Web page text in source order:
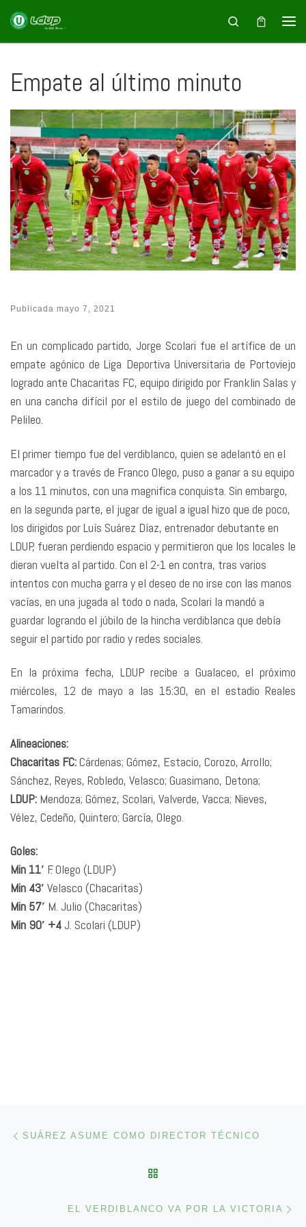
Saltar al contenido Search
Empate al último minuto
Publicada mayo 7, 2021
En un complicado partido, Jorge Scolari fue el artífice de un
empate agónico de Liga Deportiva Universitaria de Portoviejo
logrado ante Chacaritas FC, equipo dirigido por Franklin Salas y
en una cancha difícil por el estilo de juego del combinado de
Pelileo.
El primer tiempo fue del verdiblanco, quien se adelantó en el
marcador y a través de Franco Olego, puso a ganar a su equipo
a los 11 minutos, con una magnifica conquista. Sin embargo,
en la segunda parte, el jugar de igual a igual hizo que de poco,
los dirigidos por Luís Suárez Díaz, entrenador debutante en
LDUP, fueran perdiendo espacio y permitieron que los locales le
dieran vuelta al partido. Con el 2-1 en contra, tras varios
intentos con mucha garra y el deseo de no irse con las manos
vacías, en una jugada al todo o nada, Scolari la mandó a
guardar logrando el júbilo de la hincha verdiblanca que debía
seguir el partido por radio y redes sociales.
En la próxima fecha, LDUP recibe a Gualaceo, el próximo
miércoles, 12 de mayo a las 15:30, en el estadio Reales
Tamarindos.
Alineaciones:
Chacaritas FC:Cárdenas; Gómez, Estacio, Corozo, Arrollo;
Sánchez, Reyes, Robledo, Velasco; Guasimano, Detona;
LDUP: Mendoza; Gómez, Scolari, Valverde, Vacca; Nieves,
Vélez, Cedeño, Quintero; García, Olego.
Goles:
Min 11′ F. Olego (LDUP)
Min 43′ Velasco (Chacaritas)
Min 57′ M. Julio (Chacaritas)
Min 90′ +4 J. Scolari (LDUP)
Navegación de entradas
SUÁREZ ASUME COMO DIRECTOR TÉCNICO
EL VERDIBLANCO VA POR LA VICTORIA